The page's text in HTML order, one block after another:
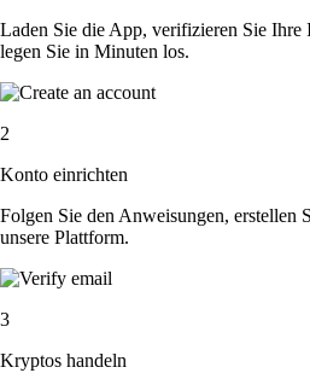
Laden Sie die App, verifizieren Sie Ihre
legen Sie in Minuten los.
2
Konto einrichten
Folgen Sie den Anweisungen, erstellen
unsere Plattform.
3
Kryptos handeln